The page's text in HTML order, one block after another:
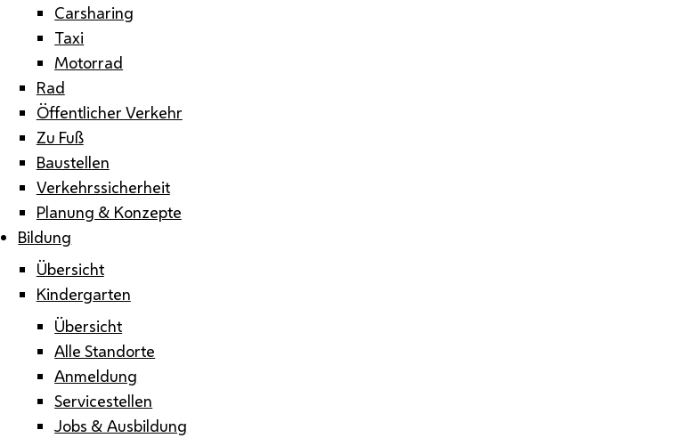
Carsharing
Taxi
Motorrad
Rad
Öffentlicher Verkehr
Zu Fuß
Baustellen
Verkehrssicherheit
Planung & Konzepte
Bildung
Übersicht
Kindergarten
Übersicht
Alle Standorte
Anmeldung
Servicestellen
Jobs & Ausbildung